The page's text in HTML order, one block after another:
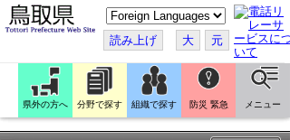
こ
の
ペ
ー
ジ
翻
訳
す
る
読み上げ 大 元
県外の方へ 分野で探す 組織で探す 防災 緊急 メニュー